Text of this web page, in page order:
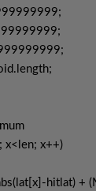
x<len; x++)